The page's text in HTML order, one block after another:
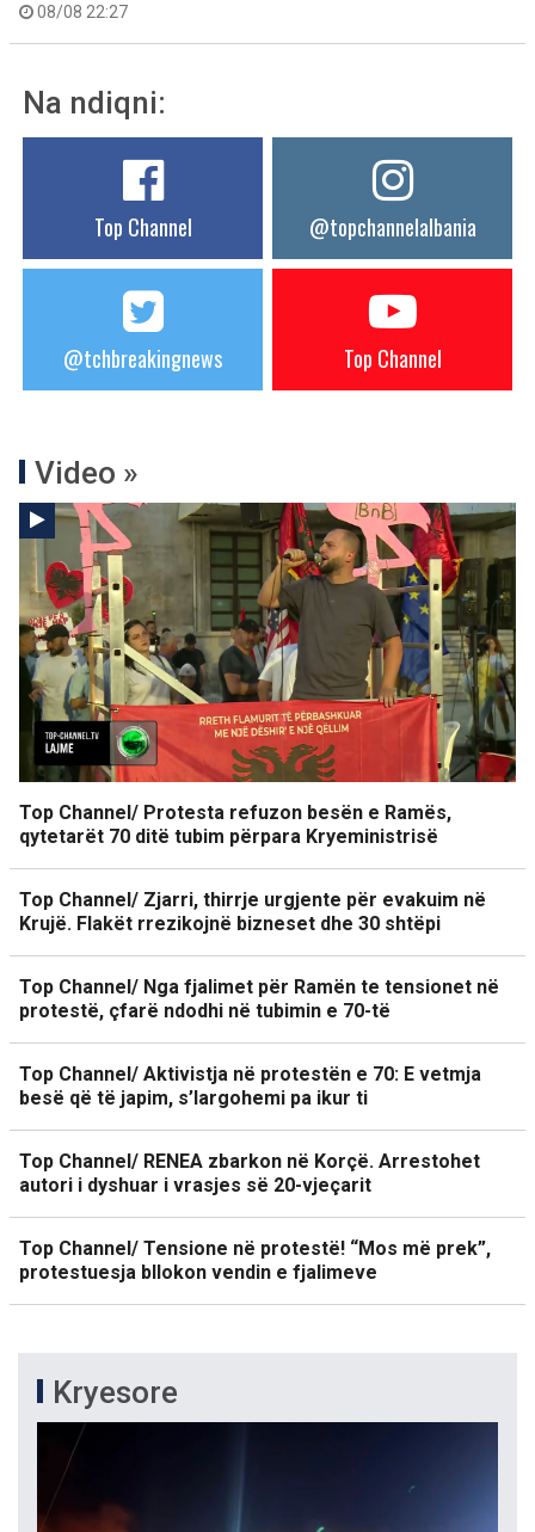
08/08 22:27
Na ndiqni:
Top Channel @topchannelalbania
@tchbreakingnews Top Channel
Video »
Top Channel/ Protesta refuzon besën e Ramës,
qytetarët 70 ditë tubim përpara Kryeministrisë
Top Channel/ Zjarri, thirrje urgjente për evakuim në
Krujë. Flakët rrezikojnë bizneset dhe 30 shtëpi
Top Channel/ Nga fjalimet për Ramën te tensionet në
protestë, çfarë ndodhi në tubimin e 70-të
Top Channel/ Aktivistja në protestën e 70: E vetmja
besë që të japim, s’largohemi pa ikur ti
Top Channel/ RENEA zbarkon në Korçë. Arrestohet
autori i dyshuar i vrasjes së 20-vjeçarit
Top Channel/ Tensione në protestë! “Mos më prek”,
protestuesja bllokon vendin e fjalimeve
Kryesore